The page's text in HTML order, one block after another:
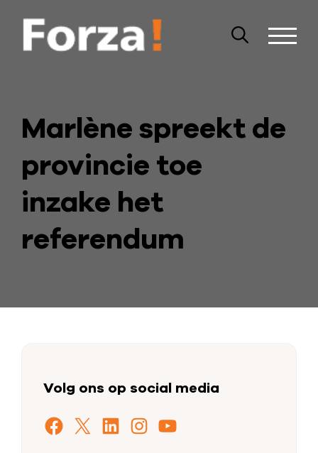
Marlène spreekt de
provincie toe
inzake het
referendum
Volg ons op social media
Facebook X LinkedIn Instagram YouTube